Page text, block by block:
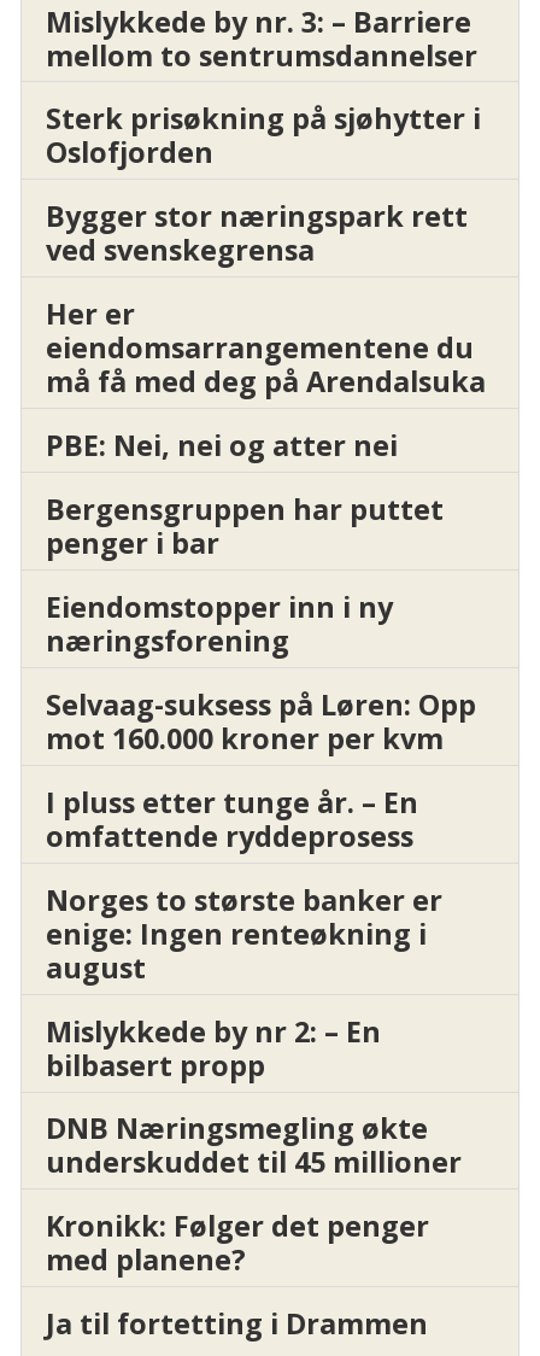
Mislykkede by nr. 3: – Barriere
mellom to sentrumsdannelser
Sterk prisøkning på sjøhytter i
Oslofjorden
Bygger stor næringspark rett
ved svenskegrensa
Her er
eiendomsarrangementene du
må få med deg på Arendalsuka
PBE: Nei, nei og atter nei
Bergensgruppen har puttet
penger i bar
Eiendomstopper inn i ny
næringsforening
Selvaag-suksess på Løren: Opp
mot 160.000 kroner per kvm
I pluss etter tunge år. – En
omfattende ryddeprosess
Norges to største banker er
enige: Ingen renteøkning i
august
Mislykkede by nr 2: – En
bilbasert propp
DNB Næringsmegling økte
underskuddet til 45 millioner
Kronikk: Følger det penger
med planene?
Ja til fortetting i Drammen